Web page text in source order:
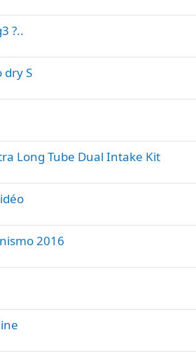
?..
dry S
Long Tube Dual Intake Kit
2016